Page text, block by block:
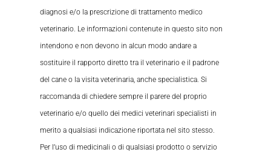
diagnosi e/o la prescrizione di trattamento medico
veterinario. Le informazioni contenute in questo sito non
intendono e non devono in alcun modo andare a
sostituire il rapporto diretto tra il veterinario e il padrone
del cane o la visita veterinaria, anche specialistica. Si
raccomanda di chiedere sempre il parere del proprio
veterinario e/o quello dei medici veterinari specialisti in
merito a qualsiasi indicazione riportata nel sito stesso.
Per l’uso di medicinali o di qualsiasi prodotto o servizio